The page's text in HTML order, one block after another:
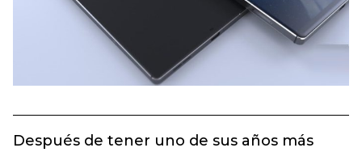
Después de tener uno de sus años más